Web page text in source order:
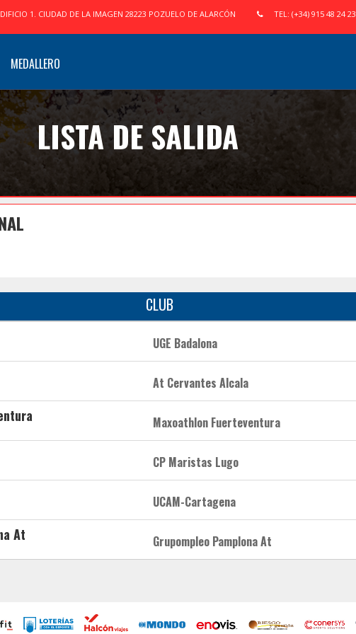
1. CIUDAD DE LA IMAGEN 28223 POZUELO DE ALARCÓN TEL: (+34) 915 48 24 23
MEDALLERO
LISTA DE SALIDA
CLUB
UGE Badalona
At Cervantes Alcala
Maxoathlon Fuerteventura
CP Maristas Lugo
UCAM-Cartagena
At Grupompleo Pamplona At